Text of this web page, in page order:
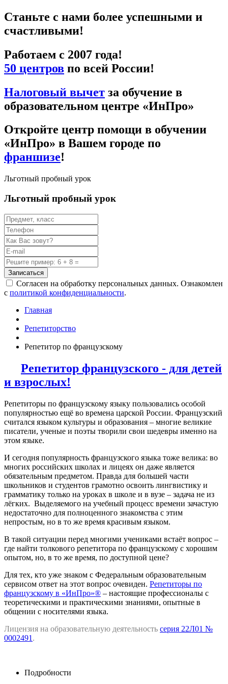
Станьте с нами более успешными и
счастливыми!
Работаем с 2007 года!
50 центров по всей России!
Налоговый вычет за обучение в
образовательном центре «ИнПро»
Откройте центр помощи в обучении
«ИнПро» в Вашем городе по
франшизе!
Льготный пробный урок
Льготный пробный урок
Записаться
Согласен на обработку персональных данных. Ознакомлен
с политикой конфиденциальности.
Главная
Репетиторство
Репетитор по французскому
Репетитор французского - для детей
и взрослых!
Репетиторы по французскому языку пользовались особой
популярностью ещё во времена царской России. Французский
считался языком культуры и образования – многие великие
писатели, ученые и поэты творили свои шедевры именно на
этом языке.
И сегодня популярность французского языка тоже велика: во
многих российских школах и лицеях он даже является
обязательным предметом. Правда для большей части
школьников и студентов грамотно освоить лингвистику и
грамматику только на уроках в школе и в вузе – задача не из
лёгких. Выделяемого на учебный процесс времени зачастую
недостаточно для полноценного знакомства с этим
непростым, но в то же время красивым языком.
В такой ситуации перед многими учениками встаёт вопрос –
где найти толкового репетитора по французскому с хорошим
опытом, но, в то же время, по доступной цене?
Для тех, кто уже знаком с Федеральным образовательным
сервисом ответ на этот вопрос очевиден. Репетиторы по
французскому в «ИнПро»® – настоящие профессионалы с
теоретическими и практическими знаниями, опытные в
общении с носителями языка.
Лицензия на образовательную деятельность серия 22Л01 №
0002491 .
Подробности